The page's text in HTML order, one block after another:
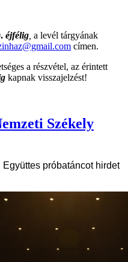
éjfélig a levél tárgyának
címen.
a részvétel, az érintett
kapnak visszajelzést!
Székely
próbatáncot hirdet